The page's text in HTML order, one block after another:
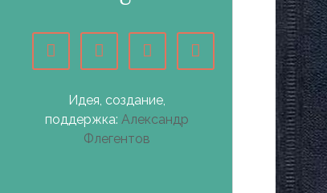
Идея, создание,
поддержка: Александр
Флегентов